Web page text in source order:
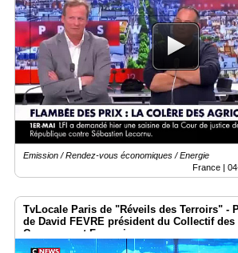
Emission / Rendez-vous économiques / Energie
France |
TvLocale Paris de "Réveils des Terroirs" -
de David FEVRE président du Collectif
Commerçant Français